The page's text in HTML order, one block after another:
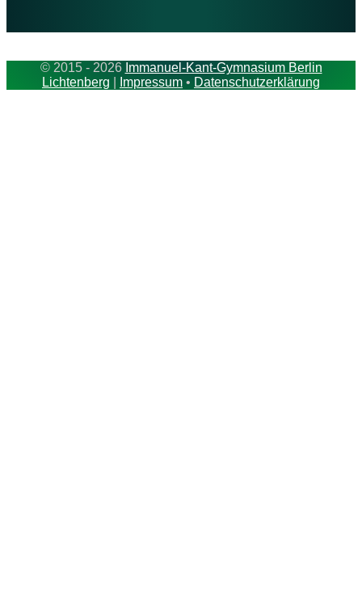
© 2015 - 2026 Immanuel-Kant-Gymnasium Berlin
Lichtenberg
Impressum • Datenschutzerklärung